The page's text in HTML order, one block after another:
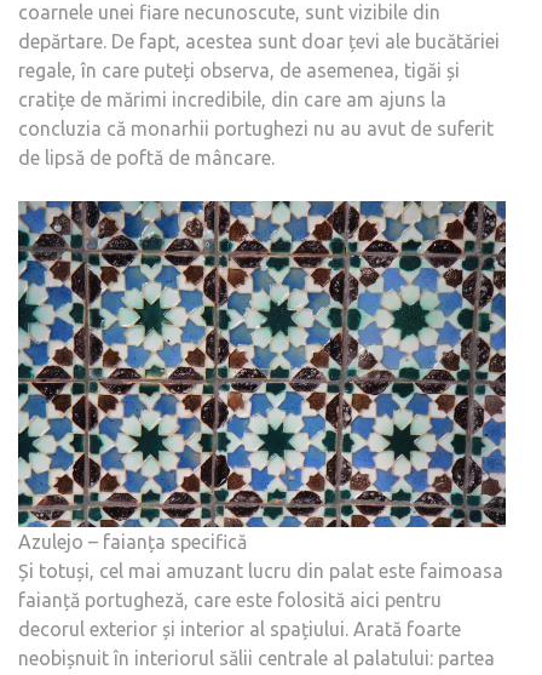
coarnele unei fiare necunoscute, sunt vizibile din
depărtare. De fapt, acestea sunt doar țevi ale bucătăriei
regale, în care puteți observa, de asemenea, tigăi și
cratițe de mărimi incredibile, din care am ajuns la
concluzia că monarhii portughezi nu au avut de suferit
de lipsă de poftă de mâncare.
Azulejo – faianța specifică
Și totuși, cel mai amuzant lucru din palat este faimoasa
faianță portugheză, care este folosită aici pentru
decorul exterior și interior al spațiului. Arată foarte
neobișnuit în interiorul sălii centrale al palatului: partea